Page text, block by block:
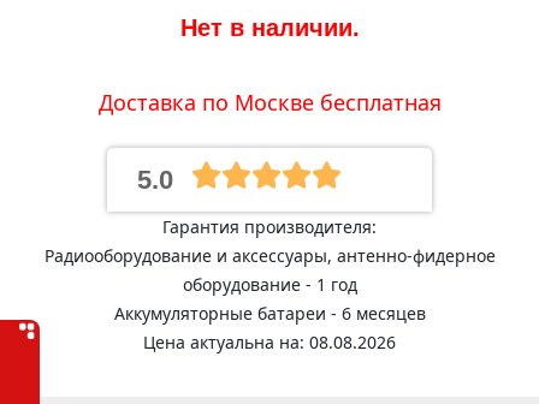
Нет в наличии.
Доставка по Москве бесплатная
5.0
Гарантия производителя:
Радиооборудование и аксессуары, антенно-фидерное
оборудование - 1 год
Аккумуляторные батареи - 6 месяцев
Цена актуальна на: 08.08.2026